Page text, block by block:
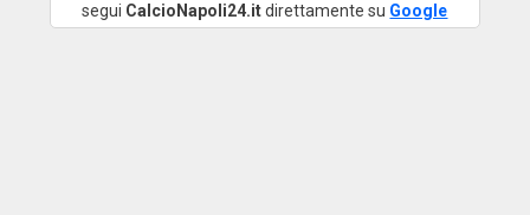
segui CalcioNapoli24.itdirettamente su Google